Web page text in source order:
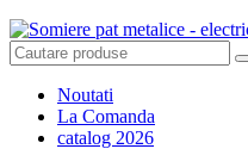
Noutati
La Comanda
catalog 2026